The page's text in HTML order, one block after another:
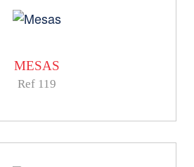
MESAS
Ref 119